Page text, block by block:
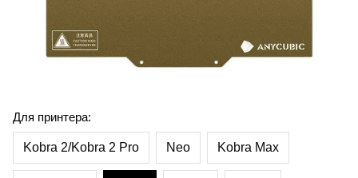
Для принтера:
Kobra 2/Kobra 2 Pro Neo Kobra Max